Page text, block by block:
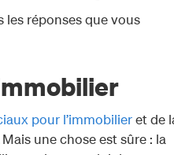
réponses que vous
pour l’immobilieret de
une chose est sûre : la